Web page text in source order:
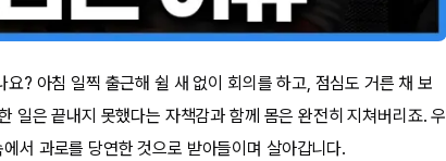
? 아침 일찍 출근해 쉴 새 없이 회의를 하고, 점심도 거른 채 보
일은 끝내지 못했다는 자책감과 함께 몸은 완전히 지쳐버리죠. 우
서 과로를 당연한 것으로 받아들이며 살아갑니다.